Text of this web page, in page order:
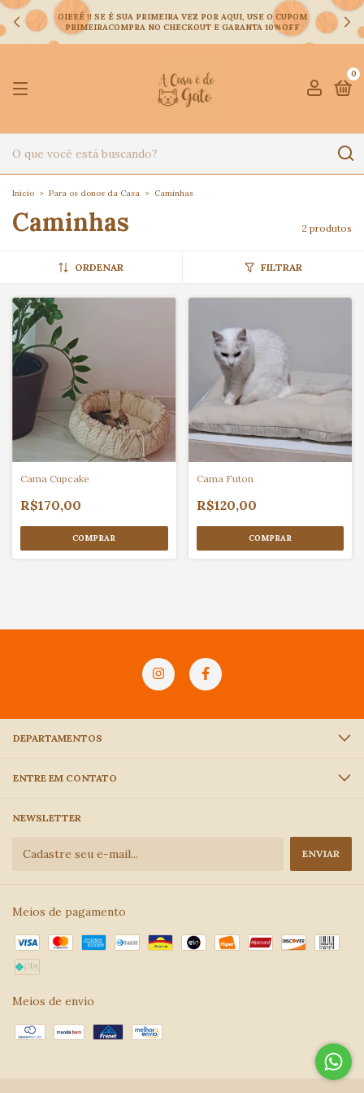
OIEEÊ !! SE É SUA PRIMEIRA VEZ POR AQUI, USE O CUPOM
PRIMEIRACOMPRA NO CHECKOUT E GARANTA 10%OFF
0
Início > Para os donos da Casa > Caminhas
Caminhas 2 produtos
ORDENAR FILTRAR
Cama Cupcake
R$170,00
COMPRAR
Cama Futon
R$120,00
COMPRAR
DEPARTAMENTOS
ENTRE EM CONTATO
NEWSLETTER
Meios de pagamento
Meios de envio